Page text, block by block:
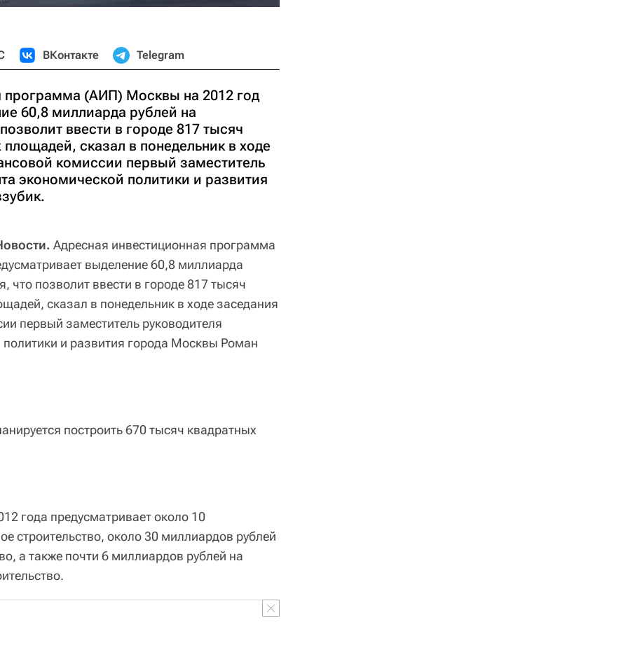
ВКонтакте Telegram
программа (АИП) Москвы на 2012 год
60,8 миллиарда рублей на
ввести в городе 817 тысяч
сказал в понедельник в ходе
комиссии первый заместитель
экономической политики и развития
Адресная инвестиционная программа
выделение 60,8 миллиарда
что позволит ввести в городе 817 тысяч
сказал в понедельник в ходе заседания
первый заместитель руководителя
и развития города Москвы Роман
построить 670 тысяч квадратных
года предусматривает около 10
строительство, около 30 миллиардов рублей
а также почти 6 миллиардов рублей на